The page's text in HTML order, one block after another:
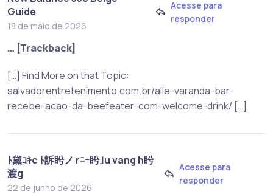
Guide
18 de maio de 2026
Acesse para
responder
… [Trackback]
[…] Find More on that Topic:
salvadorentretenimento.com.br/alle-varanda-bar-
recebe-acao-da-beefeater-com-welcome-drink/ […]
ﾄ黛ｺｷc ﾄ訴盻ノ rﾆｰ盻｣u vang h盻
渡g
22 de junho de 2026
Acesse para
responder